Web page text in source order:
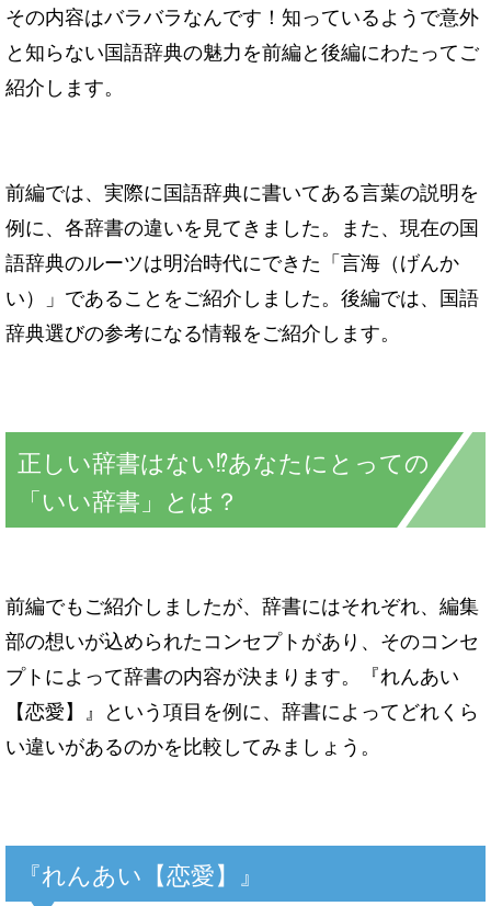
その内容はバラバラなんです！ 知っているようで意外
と知らない国語辞典の魅力を前編と後編にわたってご
紹介します。
前編では、実際に国語辞典に書いてある言葉の説明を
例に、各辞書の違いを見てきました。また、現在の国
語辞典のルーツは明治時代にできた「言海（げんか
い）」であることをご紹介しました。後編では、国語
辞典選びの参考になる情報をご紹介します。
正しい辞書はない⁉あなたにとっての
「いい辞書」とは？
前編でもご紹介しましたが、辞書にはそれぞれ、編集
部の想いが込められたコンセプトがあり、そのコンセ
プトによって辞書の内容が決まります。『れんあい
【恋愛】』という項目を例に、辞書によってどれくら
い違いがあるのかを比較してみましょう。
『れんあい【恋愛】』